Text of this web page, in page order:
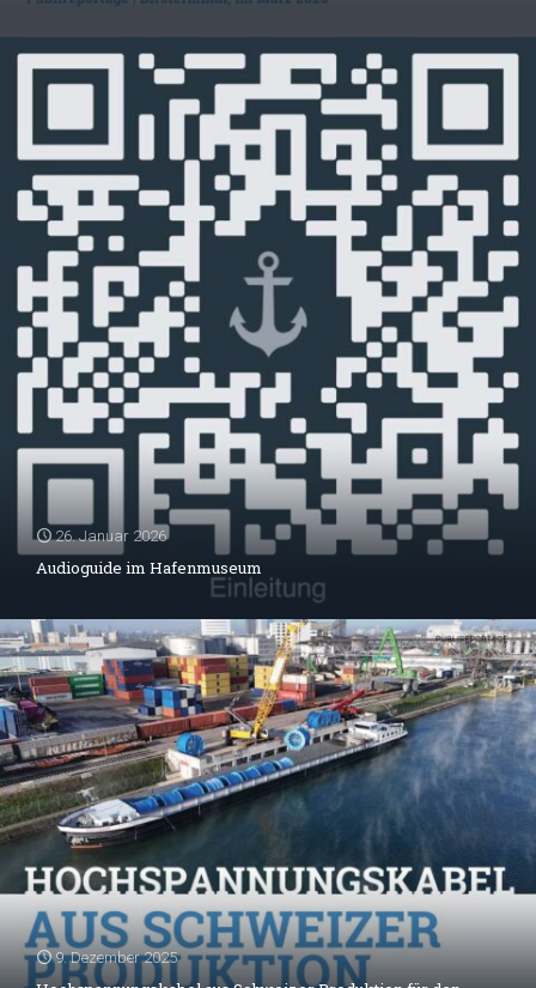
26. Januar 2026
Audioguide im Hafenmuseum
9. Dezember 2025